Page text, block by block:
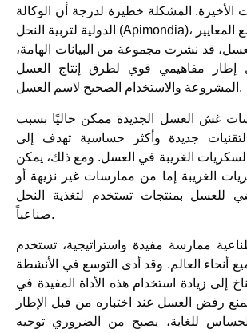
الأخيرة. المشكلة خطيرة لدرجة أن الوكالة
الدولية لتربية النحل (Apimondia)، وبالتوافق الكامل مع المعايير
قد نشرت مجموعة من البيانات الهامة،
إطار مفاهيمي قوي لطرق إنتاج العسل
المشروعة والاستخدام الصحيح لاسم العسل.
غش العسل الجديدة ممكن حاليًا بسبب
لتقنيات جديدة وأكثر حساسية تهدف إلى
الغريبة في العسل. ومع ذلك، يمكن
الغريبة إما من ممارسات غير نزيهة أو
للعسل بمنتجات تستخدم لتغذية النحل
صناعياً.
ممارسة مفيدة واستراتيجية، تستخدم
أنحاء العالم. وقد أدى التوسع في الأنشطة
إلى زيادة استخدام هذه الأداة المفيدة في
رفض العسل عند اختباره من قبل الإطار
الحساس للغاية، يصبح من الضروري توجيه